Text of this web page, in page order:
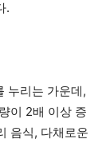
.
누리는 가운데,
이 2배 이상 증
음식, 다채로운